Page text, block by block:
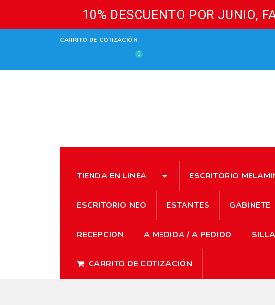
10% DESCUENTO POR JUNIO,
CARRITO DE COTIZACIÓN
0
TIENDA EN LINEA ESCRITORIO
ESCRITORIO NEO ESTANTES GABINETE
RECEPCION A MEDIDA / A PEDIDO
CARRITO DE COTIZACIÓN